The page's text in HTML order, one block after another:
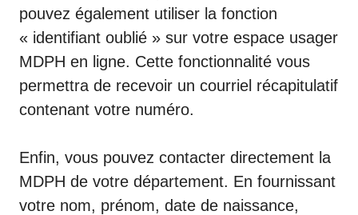
pouvez également utiliser la fonction
« identifiant oublié » sur votre espace usager
MDPH en ligne. Cette fonctionnalité vous
permettra de recevoir un courriel récapitulatif
contenant votre numéro.
Enfin, vous pouvez contacter directement la
MDPH de votre département. En fournissant
votre nom, prénom, date de naissance,